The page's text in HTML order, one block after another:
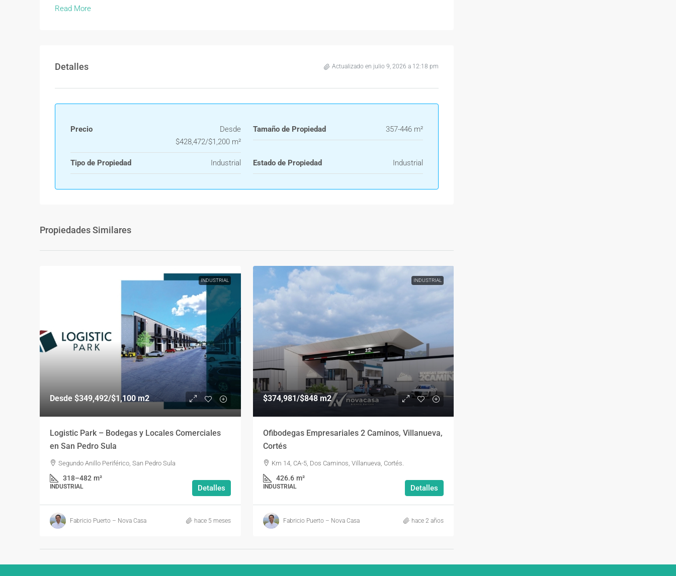
Read More
Detalles Actualizado en julio 9, 2026 a 12:18 pm
Precio
Desde
$428,472/$1,200 m²
Tamaño de Propiedad 357-446 m²
Tipo de Propiedad Industrial Estado de Propiedad Industrial
Propiedades Similares
INDUSTRIAL
Desde $349,492/$1,100 m2
Logistic Park – Bodegas y Locales Comerciales
en San Pedro Sula
Segundo Anillo Periférico, San Pedro Sula
318–482 m²
INDUSTRIAL Detalles
Fabricio Puerto – Nova Casa hace 5 meses
INDUSTRIAL
$374,981/$848 m2
Ofibodegas Empresariales 2 Caminos, Villanueva,
Cortés
Km 14, CA-5, Dos Caminos, Villanueva, Cortés.
426.6 m²
INDUSTRIAL Detalles
Fabricio Puerto – Nova Casa hace 2 años